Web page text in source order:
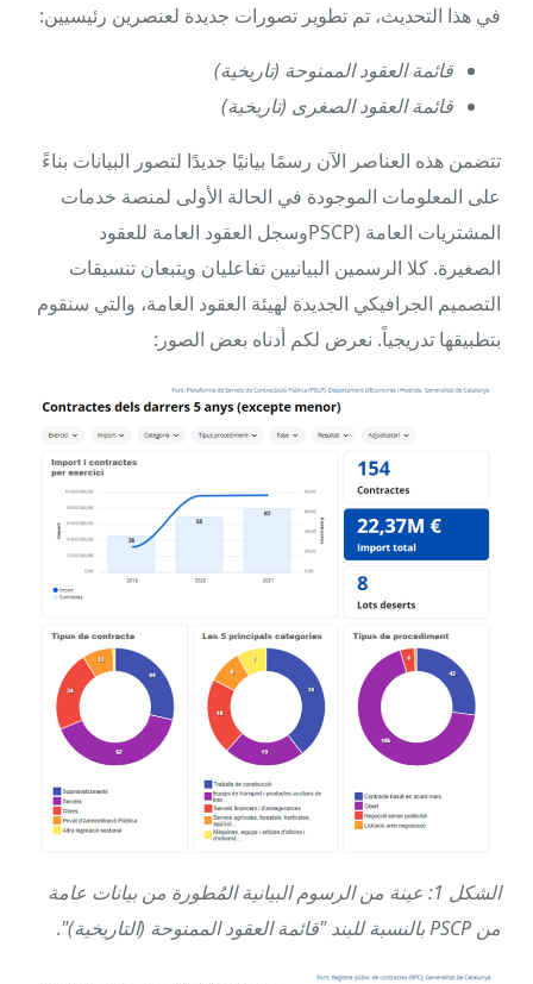
في هذا التحديث، تم تطوير تصورات جديدة لعنصرين رئيسيين:
قائمة العقود الممنوحة (تاريخية)
قائمة العقود الصغرى (تاريخية)
تتضمن هذه العناصر الآن رسمًا بيانيًا جديدًا لتصور البيانات بناءً
على المعلومات الموجودة في الحالة الأولى لمنصة خدمات
المشتريات العامة (PSCPوسجل العقود العامة للعقود
الصغيرة. كلا الرسمين البيانيين تفاعليان ويتبعان تنسيقات
التصميم الجرافيكي الجديدة لهيئة العقود العامة، والتي سنقوم
بتطبيقها تدريجياً. نعرض لكم أدناه بعض الصور:
الشكل 1: عينة من الرسوم البيانية المُطورة من بيانات عامة
من PSCP بالنسبة للبند "قائمة العقود الممنوحة (التاريخية)"
.